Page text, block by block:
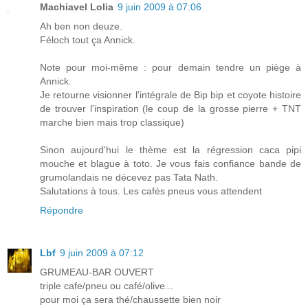
Machiavel Lolia 9 juin 2009 à 07:06
Ah ben non deuze.
Féloch tout ça Annick.
Note pour moi-même : pour demain tendre un piège à
Annick.
Je retourne visionner l'intégrale de Bip bip et coyote histoire
de trouver l'inspiration (le coup de la grosse pierre + TNT
marche bien mais trop classique)
Sinon aujourd'hui le thème est la régression caca pipi
mouche et blague à toto. Je vous fais confiance bande de
grumolandais ne décevez pas Tata Nath.
Salutations à tous. Les cafés pneus vous attendent
Répondre
Lbf 9 juin 2009 à 07:12
GRUMEAU-BAR OUVERT
triple cafe/pneu ou café/olive...
pour moi ça sera thé/chaussette bien noir